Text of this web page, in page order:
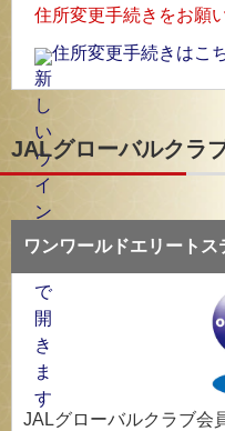
住所変更手続きをお願
住所変更手続きはこ
JALグローバルクラ
ワンワールドエリートス
JALグローバルクラブ会